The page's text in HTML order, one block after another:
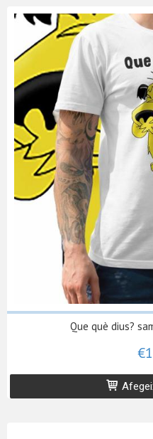
Que què dius?